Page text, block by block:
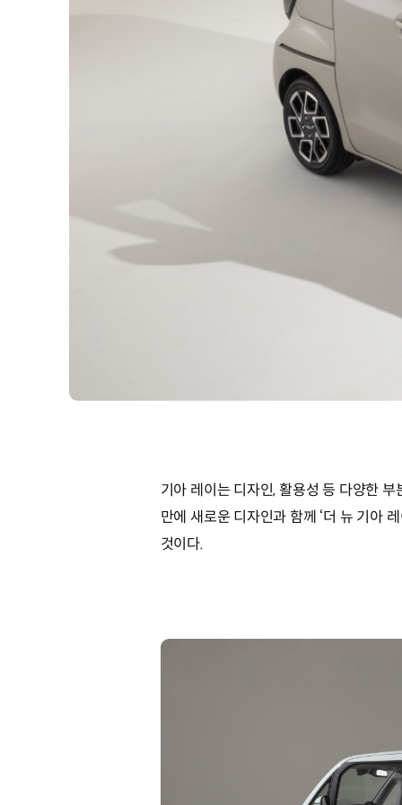
기아 레이는 디자인, 활용성 등 다양한
만에 새로운 디자인과 함께 ‘더 뉴 기아
것이다.